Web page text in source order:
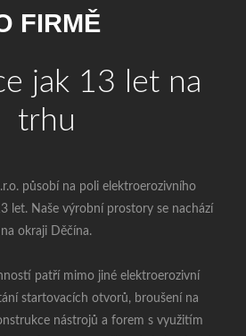
FIRMĚ
jak 13 let na
trhu
působí na poli elektroerozivního
let. Naše výrobní prostory se nachází
na okraji Děčína.
patří mimo jiné elektroerozivní
startovacích otvorů, broušení na
nástrojů a forem s využitím